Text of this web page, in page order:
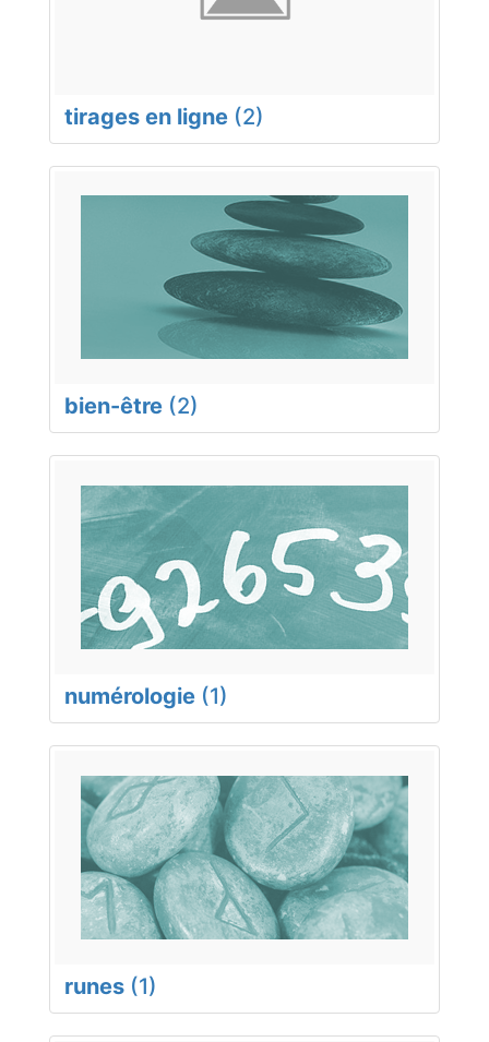
tirages en ligne (2)
bien-être (2)
numérologie (1)
runes (1)